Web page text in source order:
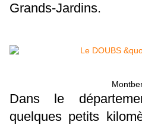
Grands-Jardins.
Dans le
quelques petits